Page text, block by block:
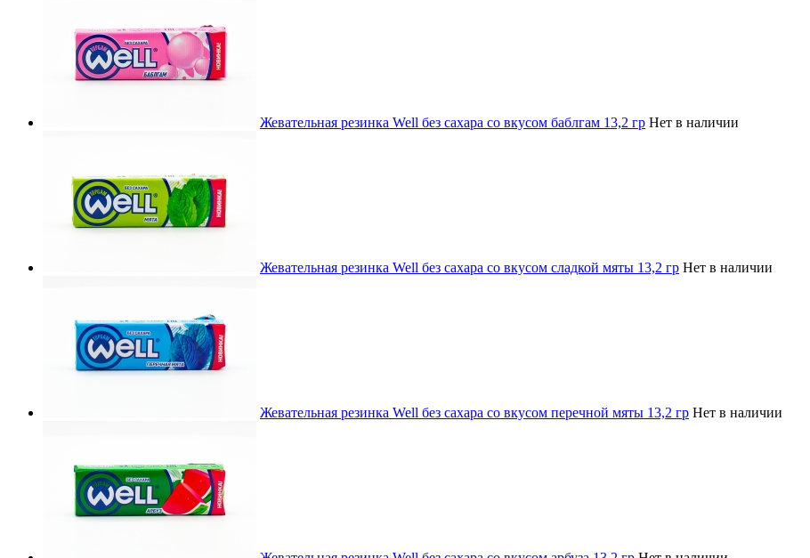
Жевательная резинка Well без сахара со вкусом баблгам 13,2 гр Нет в наличии
Жевательная резинка Well без сахара со вкусом сладкой мяты 13,2 гр Нет в наличии
Жевательная резинка Well без сахара со вкусом перечной мяты 13,2 гр Нет в наличии